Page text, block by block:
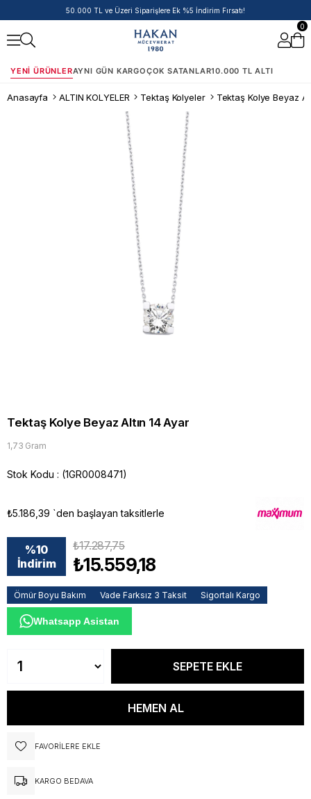
14 Ayar Ürünlerde Havale/EFT İndirimi
0
YENI ÜRÜNLERAYNI GÜN KARGOÇOK SATANLAR10.000 TL ALTI
Anasayfa ALTIN KOLYELER Tektaş Kolyeler Tektaş Kolye Beyaz
Tektaş Kolye Beyaz Altın 14 Ayar
1,73 Gram
Stok Kodu (1GR0008471)
₺5.186,39 `den başlayan taksitlerle
%10
İndirim
₺17.287,75
₺15.559,18
Ömür Boyu Bakım Vade Farksız 3 Taksit Sigortalı Kargo
Whatsapp Asistan
FAVORILERE EKLE
KARGO BEDAVA